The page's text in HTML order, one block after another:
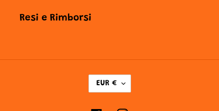
Resi e Rimborsi
A
EUR €